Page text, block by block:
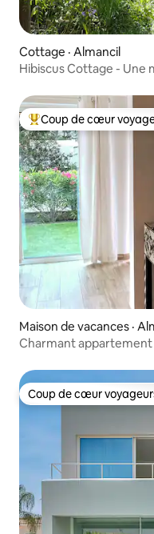
Cottage · Almancil
Hibiscus Cottage - Une
Coup de cœur
Coup de cœur
Maison de vacances ·
Charmant appartement
Coup de cœur
Coup de cœur